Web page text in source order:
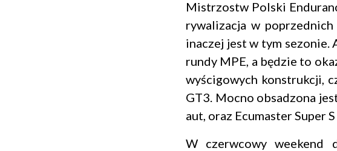
Mistrzostw Polski
rywalizacja w
inaczej jest w tym sezonie.
rundy MPE, a będzie to
wyścigowych konstrukcji,
GT3. Mocno obsadzona
aut, oraz Ecumaster Super
W czerwcowy weekend